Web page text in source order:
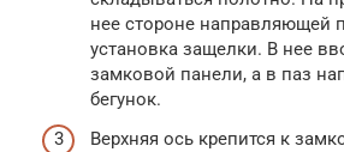
нее стороне направляющей
установка защелки. В нее
замковой панели, а в паз
бегунок.
Верхняя ось крепится к